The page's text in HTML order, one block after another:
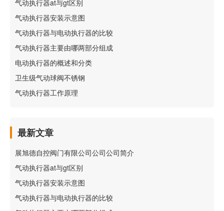
气动执行器at与gt区别
气动执行器安装示意图
气动执行器与电动执行器的比较
气动执行器主要由哪两部分组成
电动执行器的概述和分类
卫生级气动球阀不锈钢
气动执行器工作原理
最新文章
展旭德自控阀门有限公司公司公司简介
气动执行器at与gt区别
气动执行器安装示意图
气动执行器与电动执行器的比较